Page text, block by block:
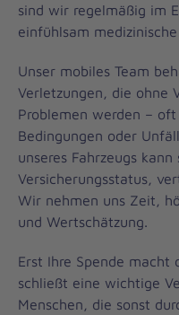
sind wir regelmäßig im
einfühlsam
Unser mobiles Team
Verletzungen, die ohne
Problemen werden –
Bedingungen oder
unseres Fahrzeugs
Versicherungsstatus,
Wir nehmen uns Zeit,
und Wertschätzung.
Erst Ihre Spende macht
schließt eine wichtige
Menschen, die sonst